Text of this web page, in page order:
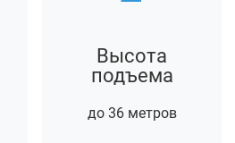
Высота
подъема
до 36 метров